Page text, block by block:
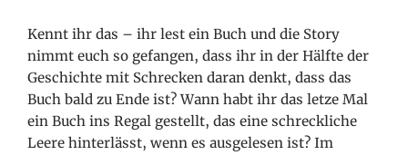
Kenntihr das – ihr lest ein Buch und die Story
nimmt euch so gefangen, dass ihr in der Hälfte der
Geschichte mit Schrecken daran denkt, dass das
Buch bald zu Ende ist? Wann habt ihr das letze Mal
ein Buch ins Regal gestellt, das eine schreckliche
Leere hinterlässt, wenn es ausgelesen ist? Im